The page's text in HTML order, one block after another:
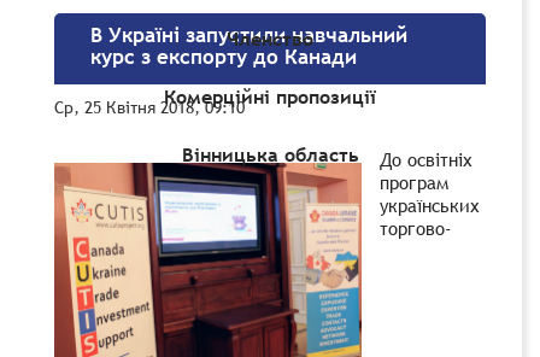
Членство
Комерційні пропозиції
Вінницька область
В Україні запустили навчальний
курс з експорту до Канади
Ср, 25 Квітня 2018, 09:10
До освітніх
програм
українських
торгово-